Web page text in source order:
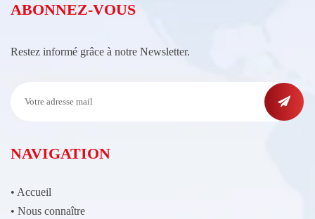
ABONNEZ-VOUS
Restez informé grâce à notre Newsletter.
NAVIGATION
• Accueil
• Nous connaître